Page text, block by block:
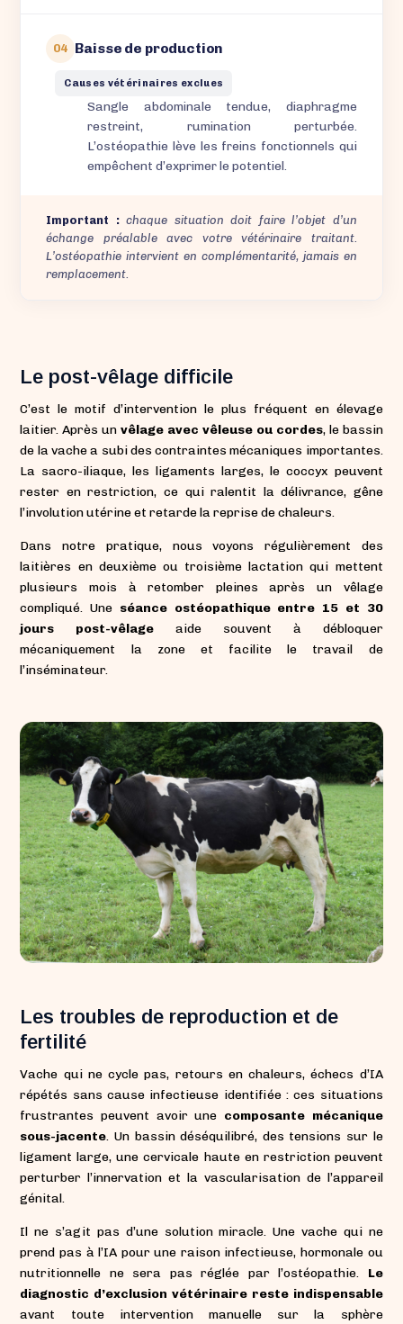
04 Baisse de production
Causes vétérinaires exclues
Sangle abdominale tendue, diaphragme
restreint, rumination perturbée.
L’ostéopathie lève les freins fonctionnels qui
empêchent d’exprimer le potentiel.
Important :chaque situation doit faire l’objet d’un
échange préalable avec votre vétérinaire traitant.
L’ostéopathie intervient en complémentarité, jamais en
remplacement.
Le post-vêlage difficile
C’est le motif d’intervention le plus fréquent en élevage
laitier. Après unvêlage avec vêleuse ou cordes, le bassin
de la vache a subi des contraintes mécaniques importantes.
La sacro-iliaque, les ligaments larges, le coccyx peuvent
rester en restriction, ce qui ralentit la délivrance, gêne
l’involution utérine et retarde la reprise de chaleurs.
Dans notre pratique, nous voyons régulièrement des
laitières en deuxième ou troisième lactation qui mettent
plusieurs mois à retomber pleines après un vêlage
compliqué. Une séance ostéopathique entre 15 et 30
jours post-vêlage aide souvent à débloquer
mécaniquement la zone et facilite le travail de
l’inséminateur.
Les troubles de reproduction et de
fertilité
Vache qui ne cycle pas, retours en chaleurs, échecs d’IA
répétés sans cause infectieuse identifiée : ces situations
frustrantes peuvent avoir une composante mécanique
sous-jacente. Un bassin déséquilibré, des tensions sur le
ligament large, une cervicale haute en restriction peuvent
perturber l’innervation et la vascularisation de l’appareil
génital.
Il ne s’agit pas d’une solution miracle. Une vache qui ne
prend pas à l’IA pour une raison infectieuse, hormonale ou
nutritionnelle ne sera pas réglée par l’ostéopathie. Le
diagnostic d’exclusion vétérinaire reste indispensable
avant toute intervention manuelle sur la sphère